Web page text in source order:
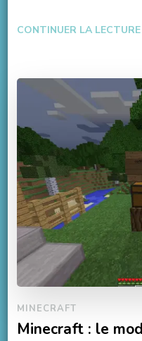
CONTINUER LA LECTURE
MINECRAFT
Minecraft : le